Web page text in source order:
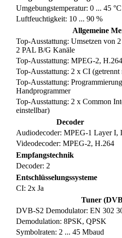
Umgebungstemperatur: 0 ... 45 °C
Luftfeuchtigkeit: 10 ... 90 %
Allgemeine
Top-Ausstattung: Umsetzen von
2 PAL B/G Kanäle
Top-Ausstattung: MPEG-2,
Top-Ausstattung: 2 x CI (getrennt
Top-Ausstattung:
Handprogrammer
Top-Ausstattung: 2 x Common
einstellbar)
Decoder
Audiodecoder: MPEG-1 Layer I,
Videodecoder: MPEG-2, H.264
Empfangstechnik
Decoder: 2
Entschlüsselungssysteme
CI: 2x Ja
Tuner
DVB-S2 Demodulator: EN 302
Demodulation: 8PSK, QPSK
Symbolraten: 2 ... 45 Mbaud